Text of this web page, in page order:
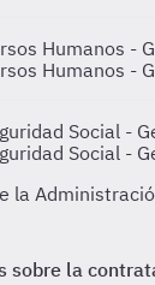
Humanos -
Humanos -
Social -
Social -
la
sobre la